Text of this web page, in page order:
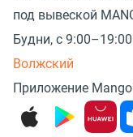
под вывеской
Будни, с 9:00–19:00
Волжский
Приложение